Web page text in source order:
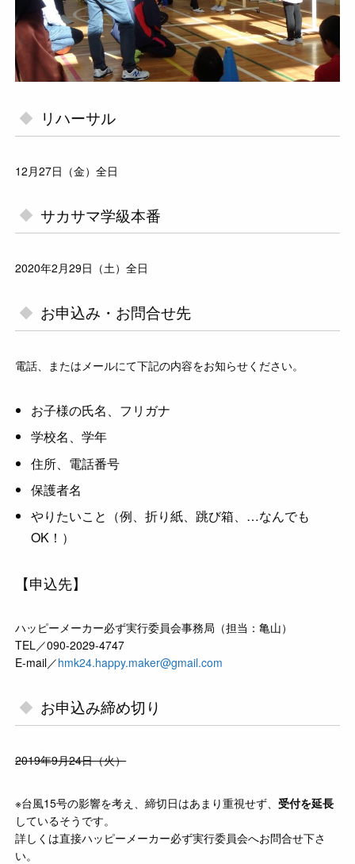
リハーサル
12月27日（金）全日
サカサマ学級本番
2020年2月29日（土）全日
お申込み・お問合せ先
電話、またはメールにて下記の内容をお知らせください。
お子様の氏名、フリガナ
学校名、学年
住所、電話番号
保護者名
やりたいこと（例、折り紙、跳び箱、…なんでも
OK！）
【申込先】
ハッピーメーカー必ず実行委員会事務局（担当：亀山）
TEL／090-2029-4747
E-mail／hmk24.happy.maker@gmail.com
お申込み締め切り
2019年9月24日（火）
※台風15号の影響を考え、締切日はあまり重視せず、受付を延長
しているそうです。
詳しくは直接ハッピーメーカー必ず実行委員会へお問合せ下さ
い。